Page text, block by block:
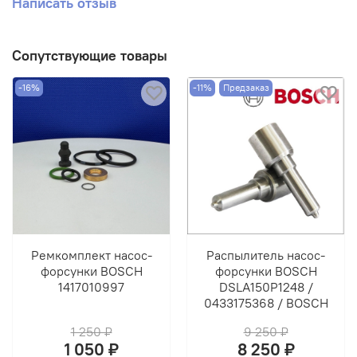
Сопутствующие товары
-16%
Ремкомплект насос-
форсунки BOSCH
1417010997
1 250 ₽
1 050 ₽
-11% Предзаказ
Распылитель насос-
форсунки BOSCH
DSLA150P1248 /
0433175368 / BOSCH
9 250 ₽
8 250 ₽